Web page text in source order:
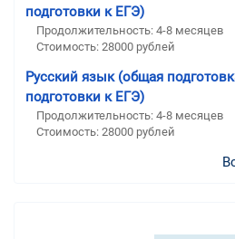
подготовки к ЕГЭ)
Продолжительность: 4-8 месяцев
Стоимость: 28000 рублей
Русский язык (общая
подготовки к ЕГЭ)
Продолжительность: 4-8 месяцев
Стоимость: 28000 рублей